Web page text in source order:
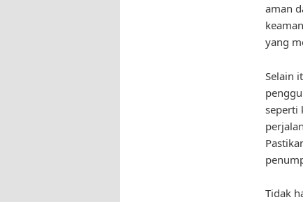
aman
yang
Selain
seperti
Tidak